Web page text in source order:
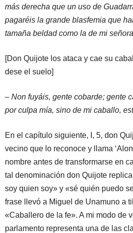
más derecha que un uso de
pagaréis la grande blasfemia que
tamaña beldad como la de mi
[Don Quijote los ataca y cae su
dese el suelo]
– Non fuyáis, gente cobarde; gente
por culpa mía, sino de mi caballo,
En el capítulo siguiente, I, 5, don
vecino que lo reconoce y llama
nombre antes de transformarse en
tal denominación don Quijote
soy quien soy» y «sé quién puedo
frase llevó a Miguel de Unamuno a
«Caballero de la fe». A mi modo de
parlamento representa una de las